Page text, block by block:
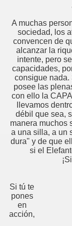
A muchas
sociedad, los
convencen de
alcanzar la
intente, pero
capacidades,
consigue nada.
posee las
con ello la
llevamos
débil que sea,
manera muchos
a una silla, a un
dura" y de que
si el
Si tú te
pones
en
acción,